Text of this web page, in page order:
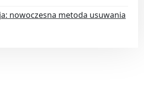
nowoczesna metoda usuwania